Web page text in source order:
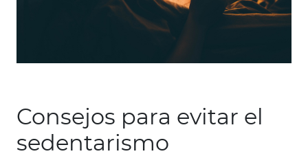
Consejos para evitar el
sedentarismo